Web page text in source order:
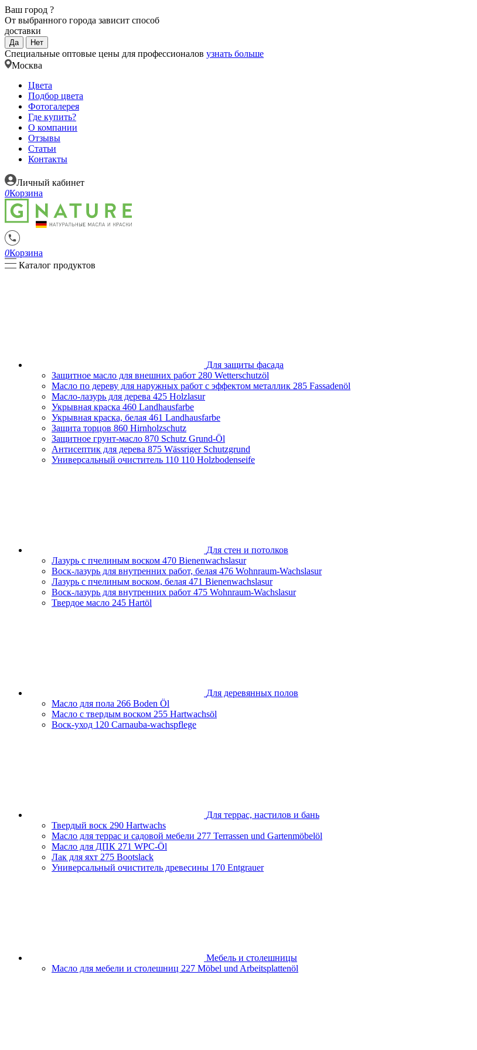
Ваш город ?
От выбранного города зависит способ
доставки
Да Нет
Специальные оптовые цены для профессионалов узнать больше
Москва
Цвета
Подбор цвета
Фотогалерея
Где купить?
О компании
Отзывы
Статьи
Контакты
Личный кабинет
0Корзина
0Корзина
Каталог продуктов
Для защиты фасада
Защитное масло для внешних работ 280 Wetterschutzöl
Масло по дереву для наружных работ с эффектом металлик 285 Fassadenöl
Масло-лазурь для дерева 425 Holzlasur
Укрывная краска 460 Landhausfarbe
Укрывная краска, белая 461 Landhausfarbe
Защита торцов 860 Hirnholzschutz
Защитное грунт-масло 870 Schutz Grund-Öl
Антисептик для дерева 875 Wässriger Schutzgrund
Универсальный очиститель 110 110 Holzbodenseife
Для стен и потолков
Лазурь с пчелиным воском 470 Bienenwachslasur
Воск-лазурь для внутренних работ, белая 476 Wohnraum-Wachslasur
Лазурь с пчелиным воском, белая 471 Bienenwachslasur
Воск-лазурь для внутренних работ 475 Wohnraum-Wachslasur
Твердое масло 245 Hartöl
Для деревянных полов
Масло для пола 266 Boden Öl
Масло с твердым воском 255 Hartwachsöl
Воск-уход 120 Carnauba-wachspflege
Для террас, настилов и бань
Твердый воск 290 Hartwachs
Масло для террас и садовой мебели 277 Terrassen und Gartenmöbelöl
Масло для ДПК 271 WPC-Öl
Лак для яхт 275 Bootslack
Универсальный очиститель древесины 170 Entgrauer
Мебель и столешницы
Масло для мебели и столешниц 227 Möbel und Arbeitsplattenöl